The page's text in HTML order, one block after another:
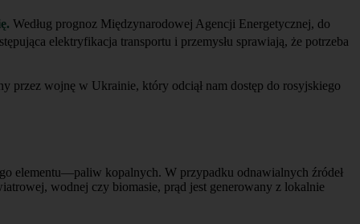
Według prognoz Międzynarodowej Agencji Energetycznej, do
elektryfikacja transportu i przemysłu sprawiają, że potrzeba
przez wojnę w Ukrainie, który odciął nam dostęp do rosyjskiego
elementu—paliw kopalnych. W przypadku odnawialnych źródeł
wodnej czy biomasie, prąd jest generowany z lokalnie